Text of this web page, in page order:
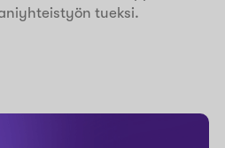
tueksi.